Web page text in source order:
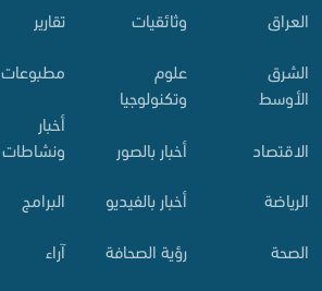
العراق
الشرق
الأوسط
الاقتصاد
الرياضة
الصحة
وثائقيات
علوم
وتكنولوجيا
أخبار بالصور
أخبار بالفيديو
رؤية الصحافة
تقارير
مطبوعات
أخبار
ونشاطات
البرامج
آراء